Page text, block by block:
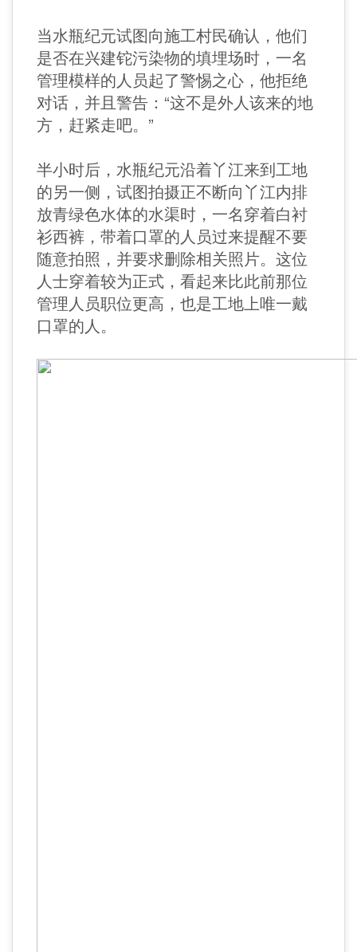
当水瓶纪元试图向施工村民确认，他们
是否在兴建铊污染物的填埋场时，一名
管理模样的人员起了警惕之心，他拒绝
对话，并且警告：“这不是外人该来的地
方，赶紧走吧。”
半小时后，水瓶纪元沿着丫江来到工地
的另一侧，试图拍摄正不断向丫江内排
放青绿色水体的水渠时，一名穿着白衬
衫西裤，带着口罩的人员过来提醒不要
随意拍照，并要求删除相关照片。这位
人士穿着较为正式，看起来比此前那位
管理人员职位更高，也是工地上唯一戴
口罩的人。